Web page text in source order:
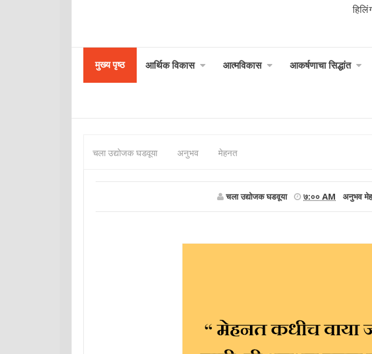
मुख्य पृष्ठ आर्थिक विकास आत्मविकास आकर्षणाचा सिद्धांत
चला उद्योजक घडवूया अनुभव मेहनत
चला उद्योजक घडवूया ७:०० AM अनुभव